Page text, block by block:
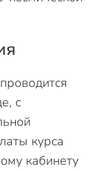
с
курса
кабинету